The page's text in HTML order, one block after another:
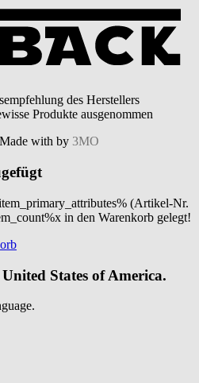
des Herstellers
Produkte ausgenommen
with by 3MO
(Artikel-Nr.
in den Warenkorb gelegt!
States of America.